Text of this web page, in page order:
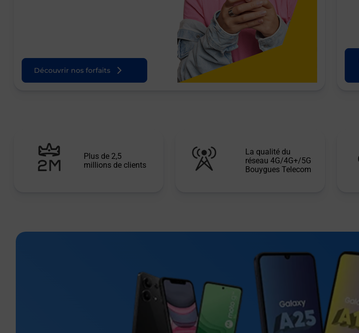
Découvrir nos forfaits
Plus de 2,5
millions de clients
La qualité du
réseau 4G/4G+/5G
Bouygues Telecom